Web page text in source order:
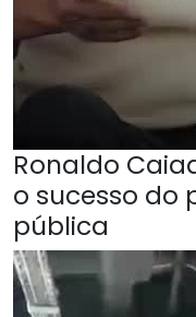
Ronaldo
o sucesso do
pública